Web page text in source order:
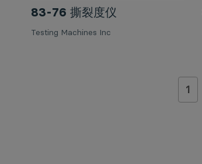
83-76 撕裂度仪
Testing Machines Inc
1